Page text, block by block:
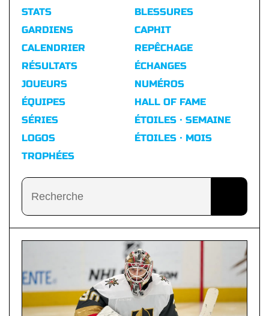
STATS
GARDIENS
CALENDRIER
RÉSULTATS
BLESSURES
CAPHIT
REPÊCHAGE
ÉCHANGES
JOUEURS
ÉQUIPES
SÉRIES
LOGOS
TROPHÉES
NUMÉROS
HALL OF FAME
ÉTOILES · SEMAINE
ÉTOILES · MOIS